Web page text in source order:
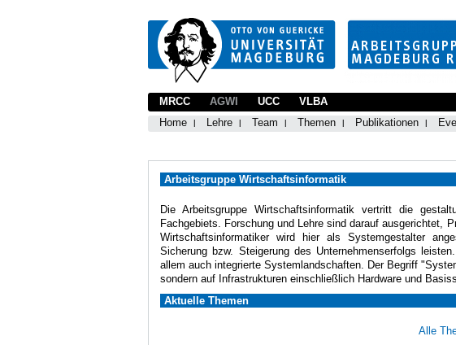
MRCC
AGWI
Home
Lehre Team Themen Publikationen
UCC VLBA
Arbeitsgruppe Wirtschaftsinformatik
Die Arbeitsgruppe Wirtschaftsinformatik vertritt die
Fachgebiets. Forschung und Lehre sind darauf ausgerichtet,
Wirtschaftsinformatiker wird hier als Systemgestalter
Sicherung bzw. Steigerung des Unternehmenserfolgs
allem auch integrierte Systemlandschaften. Der Begriff
sondern auf Infrastrukturen einschließlich Hardware und
Aktuelle Themen
Alle